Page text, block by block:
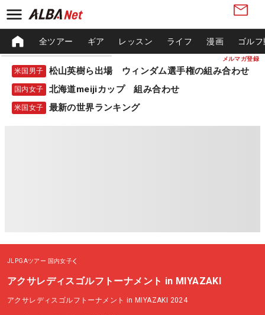
メルマガ登録
全ツアー ギア レッスン ライフ 漫画 ゴル
米国男子 松山英樹ら出場 ウィンダム選手権の組み合わせ
国内女子 北海道meijiカップ 組み合わせ
米国女子 最新の世界ランキング
JLPGAツアー 国内女子
アクサレディスゴルフトーナメント in MIYAZAKI
アクサレディスゴルフトーナメント in MIYAZAKI 2024